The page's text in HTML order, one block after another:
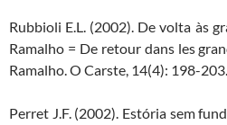
Rubbioli E.L. (2002). De volta às
Ramalho = De retour dans les
Ramalho. O Carste, 14(4): 198-
Perret J.F. (2002). Estória sem